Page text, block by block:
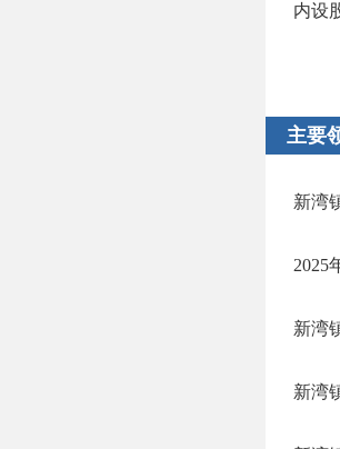
内设
主要
新湾
2025
新湾
新湾